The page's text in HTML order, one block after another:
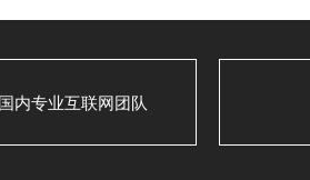
国内专业互联网团队